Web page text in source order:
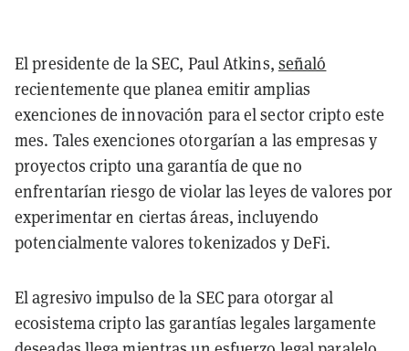
El presidente de la SEC, Paul Atkins, señaló
recientemente que planea emitir amplias
exenciones de innovación para el sector cripto este
mes. Tales exenciones otorgarían a las empresas y
proyectos cripto una garantía de que no
enfrentarían riesgo de violar las leyes de valores por
experimentar en ciertas áreas, incluyendo
potencialmente valores tokenizados y DeFi.
El agresivo impulso de la SEC para otorgar al
ecosistema cripto las garantías legales largamente